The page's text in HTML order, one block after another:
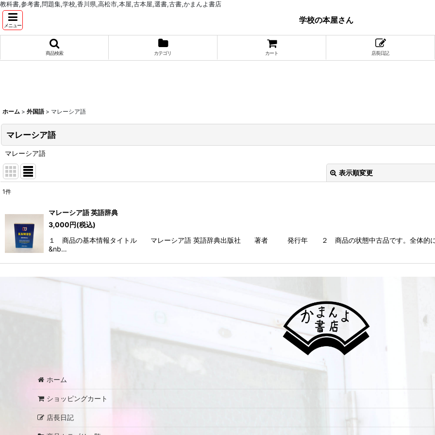
教科書,参考書,問題集,学校,香川県,高松市,本屋,古本屋,選書,古書,かまんよ書店
メニュー
学校の本屋さん
商品検索 カテゴリ カート 店長日記
ホーム > 外国語 > マレーシア語
マレーシア語
マレーシア語
表示順変更
並び順
1件
マレーシア語 英語辞典
3,000円(税込)
１ 商品の基本情報タイトル マレーシア語 英語辞典出版社 著者 発行年 ２ 商品の状態中古品です。全体的に破れ
&nb…
ホーム
ショッピングカート
店長日記